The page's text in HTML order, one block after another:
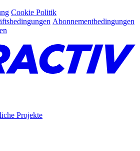
Cookie Politik
Abonnementbedingungen
Projekte